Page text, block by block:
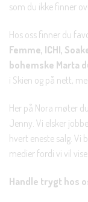
som du ikke finner
Hos oss finner du
Femme, ICHI,
bohemske Marta
i Skien og på nett,
Her på Nora møter
Jenny. Vi elsker
hvert eneste salg. Vi
medier fordi vi vil
Handle trygt hos